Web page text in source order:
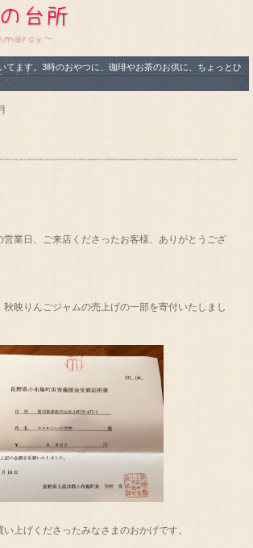
てます。3時のおやつに、珈琲やお茶のお供に、ちょっとひ
営業日、ご来店くださったお客様、ありがとうござ
秋映りんごジャムの売上げの一部を寄付いたしまし
い上げくださったみなさまのおかげです。